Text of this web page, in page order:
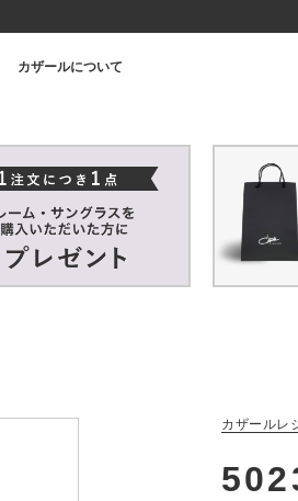
カザールについて
カザールレ